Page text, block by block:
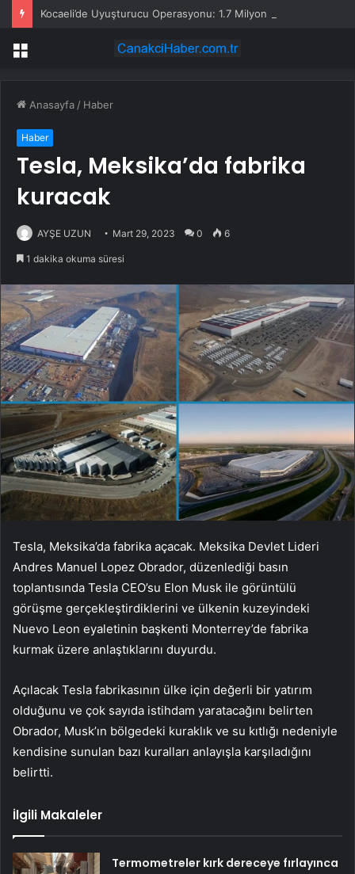
Menü
Anasayfa / Haber
Haber
Tesla, Meksika’da fabrika
kuracak
AYŞE UZUN Mart 29, 2023 0 6
1 dakika okuma süresi
Tesla, Meksika’da fabrika açacak. Meksika Devlet Lideri
Andres Manuel Lopez Obrador, düzenlediği basın
toplantısında Tesla CEO’su Elon Musk ile görüntülü
görüşme gerçekleştirdiklerini ve ülkenin kuzeyindeki
Nuevo Leon eyaletinin başkenti Monterrey’de fabrika
kurmak üzere anlaştıklarını duyurdu.
Açılacak Tesla fabrikasının ülke için değerli bir yatırım
olduğunu ve çok sayıda istihdam yaratacağını belirten
Obrador, Musk’ın bölgedeki kuraklık ve su kıtlığı nedeniyle
kendisine sunulan bazı kuralları anlayışla karşıladığını
belirtti.
İlgili Makaleler
Termometreler kırk dereceye fırlayınca